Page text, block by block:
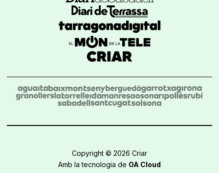
Copyright © 2026 Criar
Amb la tecnologia de OA Cloud